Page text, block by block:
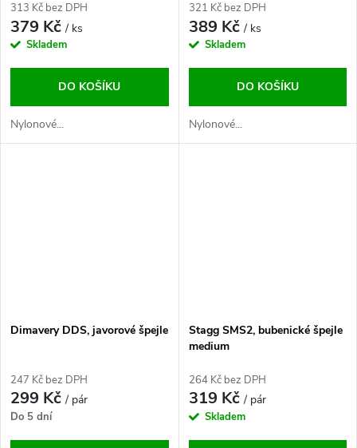
313 Kč bez DPH
379 Kč/ ks
Skladem
DO KOŠÍKU
Nylonové...
321 Kč bez DPH
389 Kč/ ks
Skladem
DO KOŠÍKU
Nylonové...
Dimavery DDS, javorové špejle
247 Kč bez DPH
299 Kč/ pár
Do 5 dní
Stagg SMS2, bubenické špejle
medium
264 Kč bez DPH
319 Kč/ pár
Skladem